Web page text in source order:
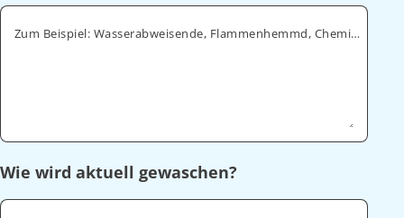
Zum Beispiel: Wasserabweisende, Flammenhemmd, Chemikalienabweisende
Wie wird aktuell gewaschen?